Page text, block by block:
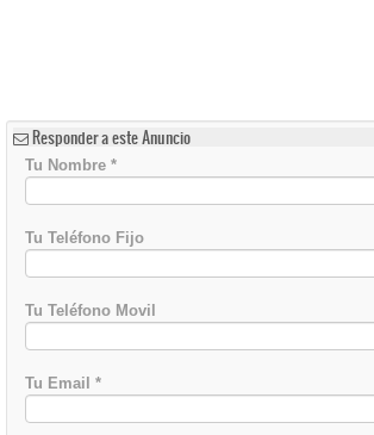
Responder a este Anuncio
Tu Nombre *
Tu Teléfono Fijo
Tu Teléfono Movil
Tu Email *